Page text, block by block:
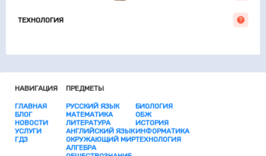
ТЕХНОЛОГИЯ
НАВИГАЦИЯ
ГЛАВНАЯ
БЛОГ
НОВОСТИ
УСЛУГИ
ГДЗ
ПРЕДМЕТЫ
РУССКИЙ ЯЗЫК
МАТЕМАТИКА
ЛИТЕРАТУРА
АНГЛИЙСКИЙ ЯЗЫК
ОКРУЖАЮЩИЙ МИР
АЛГЕБРА
БИОЛОГИЯ
ОБЖ
ИСТОРИЯ
ИНФОРМАТИКА
ТЕХНОЛОГИЯ